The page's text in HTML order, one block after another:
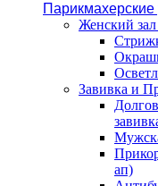
Парикмахерские
Женский зал
Завивка и
ап)